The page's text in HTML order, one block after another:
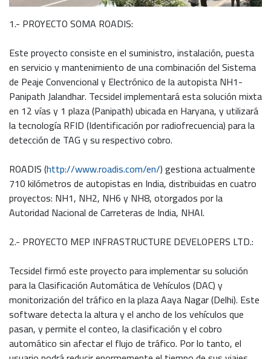
1.- PROYECTO SOMA ROADIS:
Este proyecto consiste en el suministro, instalación, puesta
en servicio y mantenimiento de una combinación del Sistema
de Peaje Convencional y Electrónico de la autopista NH1-
Panipath Jalandhar. Tecsidel implementará esta solución mixta
en 12 vías y 1 plaza (Panipath) ubicada en Haryana, y utilizará
la tecnología RFID (Identificación por radiofrecuencia) para la
detección de TAG y su respectivo cobro.
ROADIS (http://www.roadis.com/en/) gestiona actualmente
710 kilómetros de autopistas en India, distribuidas en cuatro
proyectos: NH1, NH2, NH6 y NH8, otorgados por la
Autoridad Nacional de Carreteras de India, NHAI.
2.- PROYECTO MEP INFRASTRUCTURE DEVELOPERS LTD.:
Tecsidel firmó este proyecto para implementar su solución
para la Clasificación Automática de Vehículos (DAC) y
monitorización del tráfico en la plaza Aaya Nagar (Delhi). Este
software detecta la altura y el ancho de los vehículos que
pasan, y permite el conteo, la clasificación y el cobro
automático sin afectar el flujo de tráfico. Por lo tanto, el